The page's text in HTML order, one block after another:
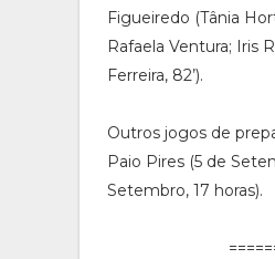
Figueiredo (Tânia
Rafaela Ventura; Iris
Ferreira, 82’).
Outros jogos de
Paio Pires (5 de
Setembro, 17 horas).